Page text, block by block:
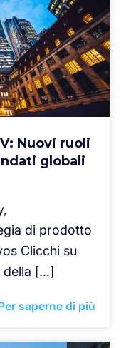
Nuovi ruoli
globali
di prodotto
Clicchi su
della […]
saperne di più